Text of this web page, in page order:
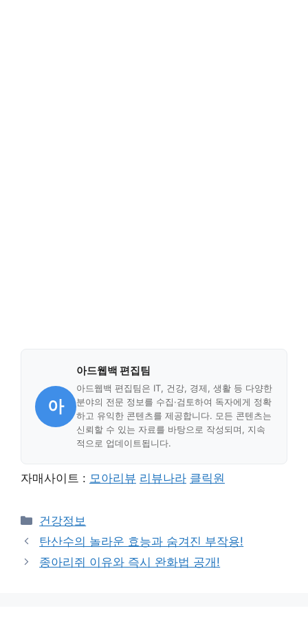
아
아드웹백 편집팀
아드웹백 편집팀은 IT, 건강, 경제, 생활 등 다양한
분야의 전문 정보를 수집·검토하여 독자에게 정확
하고 유익한 콘텐츠를 제공합니다. 모든 콘텐츠는
신뢰할 수 있는 자료를 바탕으로 작성되며, 지속
적으로 업데이트됩니다.
자매사이트 : 모아리뷰 리뷰나라 클릭원
Categories
건강정보
탄산수의 놀라운 효능과 숨겨진 부작용!
종아리쥐 이유와 즉시 완화법 공개!